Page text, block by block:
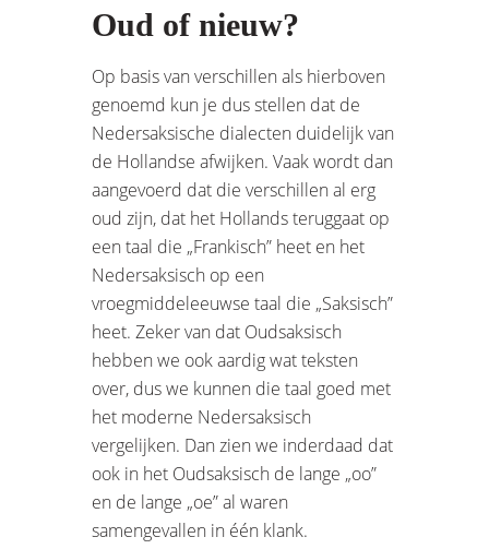
Oud of nieuw?
Op basis van verschillen als hierboven
genoemd kun je dus stellen dat de
Nedersaksische dialecten duidelijk van
de Hollandse afwijken. Vaak wordt dan
aangevoerd dat die verschillen al erg
oud zijn, dat het Hollands teruggaat op
een taal die „Frankisch” heet en het
Nedersaksisch op een
vroegmiddeleeuwse taal die „Saksisch”
heet. Zeker van dat Oudsaksisch
hebben we ook aardig wat teksten
over, dus we kunnen die taal goed met
het moderne Nedersaksisch
vergelijken. Dan zien we inderdaad dat
ook in het Oudsaksisch de lange „oo”
en de lange „oe” al waren
samengevallen in één klank.